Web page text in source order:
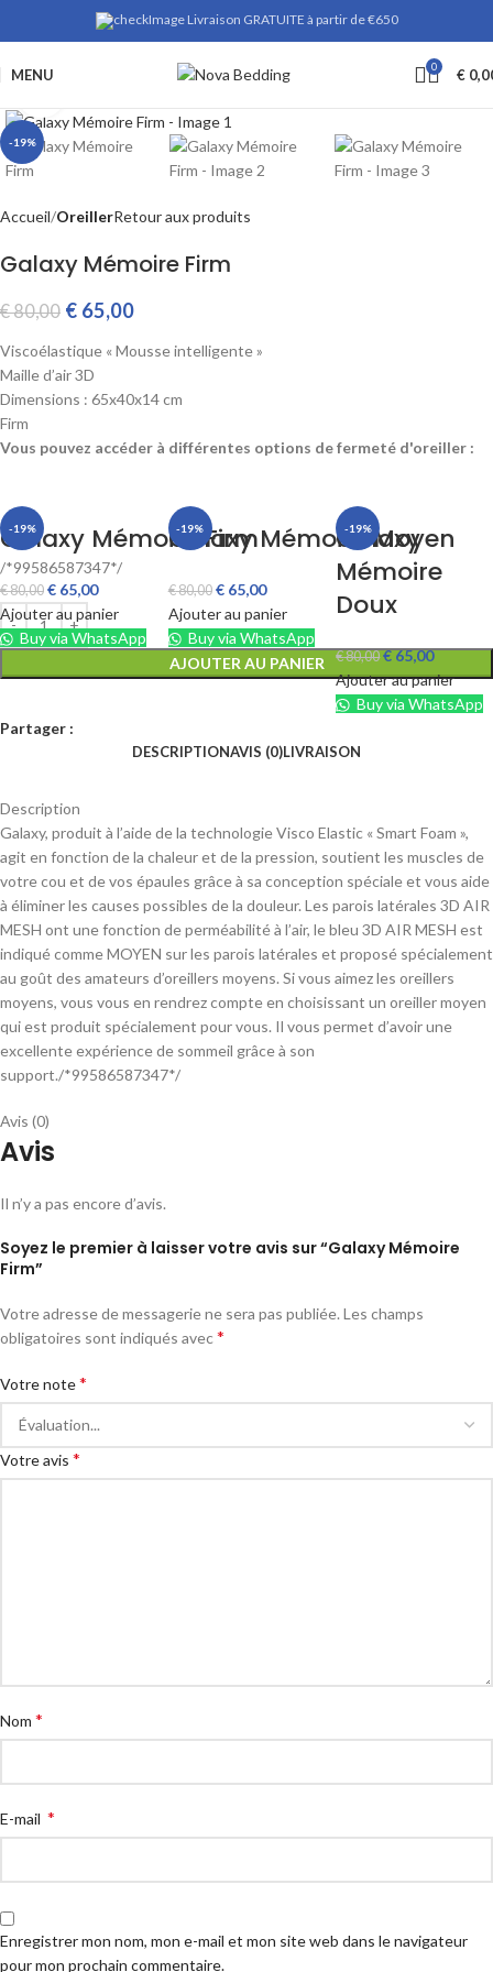
Livraison GRATUITE à partir de €650
MENU 0 €
-19%
Accueil OreillerRetour aux produits
Galaxy Mémoire Firm
€80,00 € 65,00
Viscoélastique « Mousse intelligente »
Maille d’air 3D
Dimensions : 65x40x14 cm
Firm
Vous pouvez accéder à différentes options de fermeté d'oreiller :
-19%
Galaxy Mémoire Firm
€80,00 € 65,00
Ajouter au panier
Buy via WhatsApp
-19%
Galaxy Mémoire Moyen
€80,00 €65,00
Ajouter au panier
Buy via WhatsApp
-19%
Galaxy
Mémoire
Doux
€80,00 €65,00
Ajouter au panier
Buy via WhatsApp
/*99586587347*/
AJOUTER AU PANIER
Partager :
DESCRIPTIONAVIS (0)LIVRAISON
Description
Galaxy, produit à l’aide de la technologie Visco Elastic « Smart Foam »,
agit en fonction de la chaleur et de la pression, soutient les muscles de
votre cou et de vos épaules grâce à sa conception spéciale et vous aide
à éliminer les causes possibles de la douleur. Les parois latérales 3D AIR
MESH ont une fonction de perméabilité à l’air, le bleu 3D AIR MESH est
indiqué comme MOYEN sur les parois latérales et proposé spécialement
au goût des amateurs d’oreillers moyens. Si vous aimez les oreillers
moyens, vous vous en rendrez compte en choisissant un oreiller moyen
qui est produit spécialement pour vous. Il vous permet d’avoir une
excellente expérience de sommeil grâce à son
support./*99586587347*/
Avis (0)
Avis
Il n’y a pas encore d’avis.
Soyez le premier à laisser votre avis sur “Galaxy Mémoire
Firm”
Votre adresse de messagerie ne sera pas publiée.Les champs
obligatoires sont indiqués avec*
Votre note*
Votre avis *
Nom *
E-mail *
Enregistrer mon nom, mon e-mail et mon site web dans le navigateur
pour mon prochain commentaire.